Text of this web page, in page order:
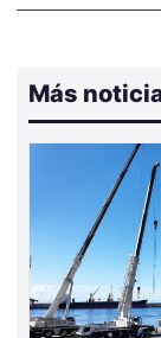
Más